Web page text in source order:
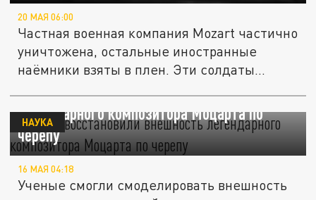
20 МАЯ 06:00
Частная военная компания Mozart частично
уничтожена, остальные иностранные
наёмники взяты в плен. Эти солдаты...
Ученые восстановили внешность
легендарного композитора Моцарта по
черепу
НАУКА
16 МАЯ 04:18
Ученые смогли смоделировать внешность